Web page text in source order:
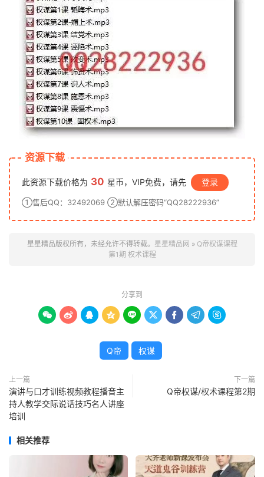
资源下载
此资源下载价格为 30 星币，VIP免费，请先 登录
①售后QQ：32492069 ②默认解压密码“QQ28222936”
星星精品版权所有，未经允许不得转载。 星星精品网 » Q帝权谋课程
第1期 权术课程
分享到
        
Q帝 权谋
上一篇
演讲与口才训练视频教程播音主
持人教学交际说话技巧名人讲座
培训
下一篇
Q帝权谋/权术课程第2期
相关推荐